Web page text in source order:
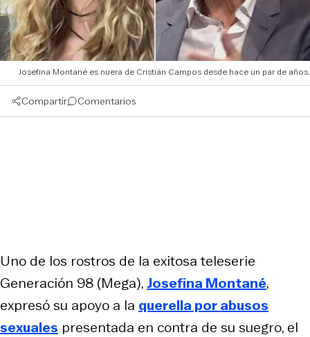
Josefina Montané es nuera de Cristián Campos desde hace un par de años.
Compartir Comentarios
Uno de los rostros de la exitosa teleserie
Generación 98 (Mega), Josefina Montané,
expresó su apoyo a la querella por abusos
sexuales presentada en contra de su suegro, el